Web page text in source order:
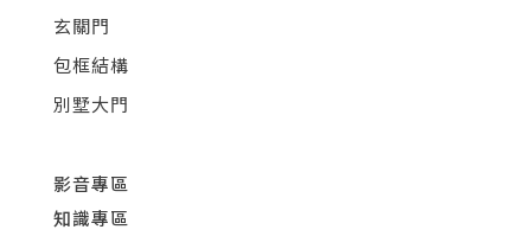
玄關門
包框結構
別墅大門
影音專區
知識專區